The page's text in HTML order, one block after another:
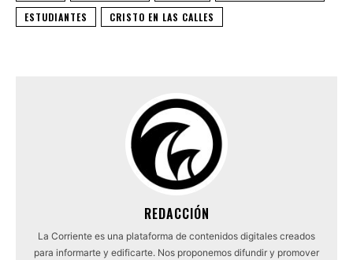
ESTUDIANTES
CRISTO EN LAS CALLES
REDACCIÓN
La Corriente es una plataforma de contenidos digitales creados
para informarte y edificarte. Nos proponemos difundir y promover